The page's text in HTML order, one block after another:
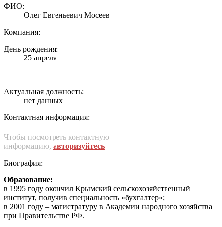
ФИО:
Олег Евгеньевич Мосеев
Компания:
День рождения:
25 апреля
Актуальная должность:
нет данных
Контактная информация:
Чтобы посмотреть контактную
информацию, авторизуйтесь
Биография:
Образование:
в 1995 году окончил Крымский сельскохозяйственный
институт, получив специальность «бухгалтер»;
в 2001 году – магистратуру в Академии народного хозяйства
при Правительстве РФ.